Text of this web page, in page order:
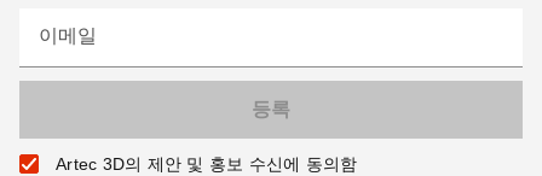
이메일
Artec 3D의 제안 및 홍보 수신에 동의함